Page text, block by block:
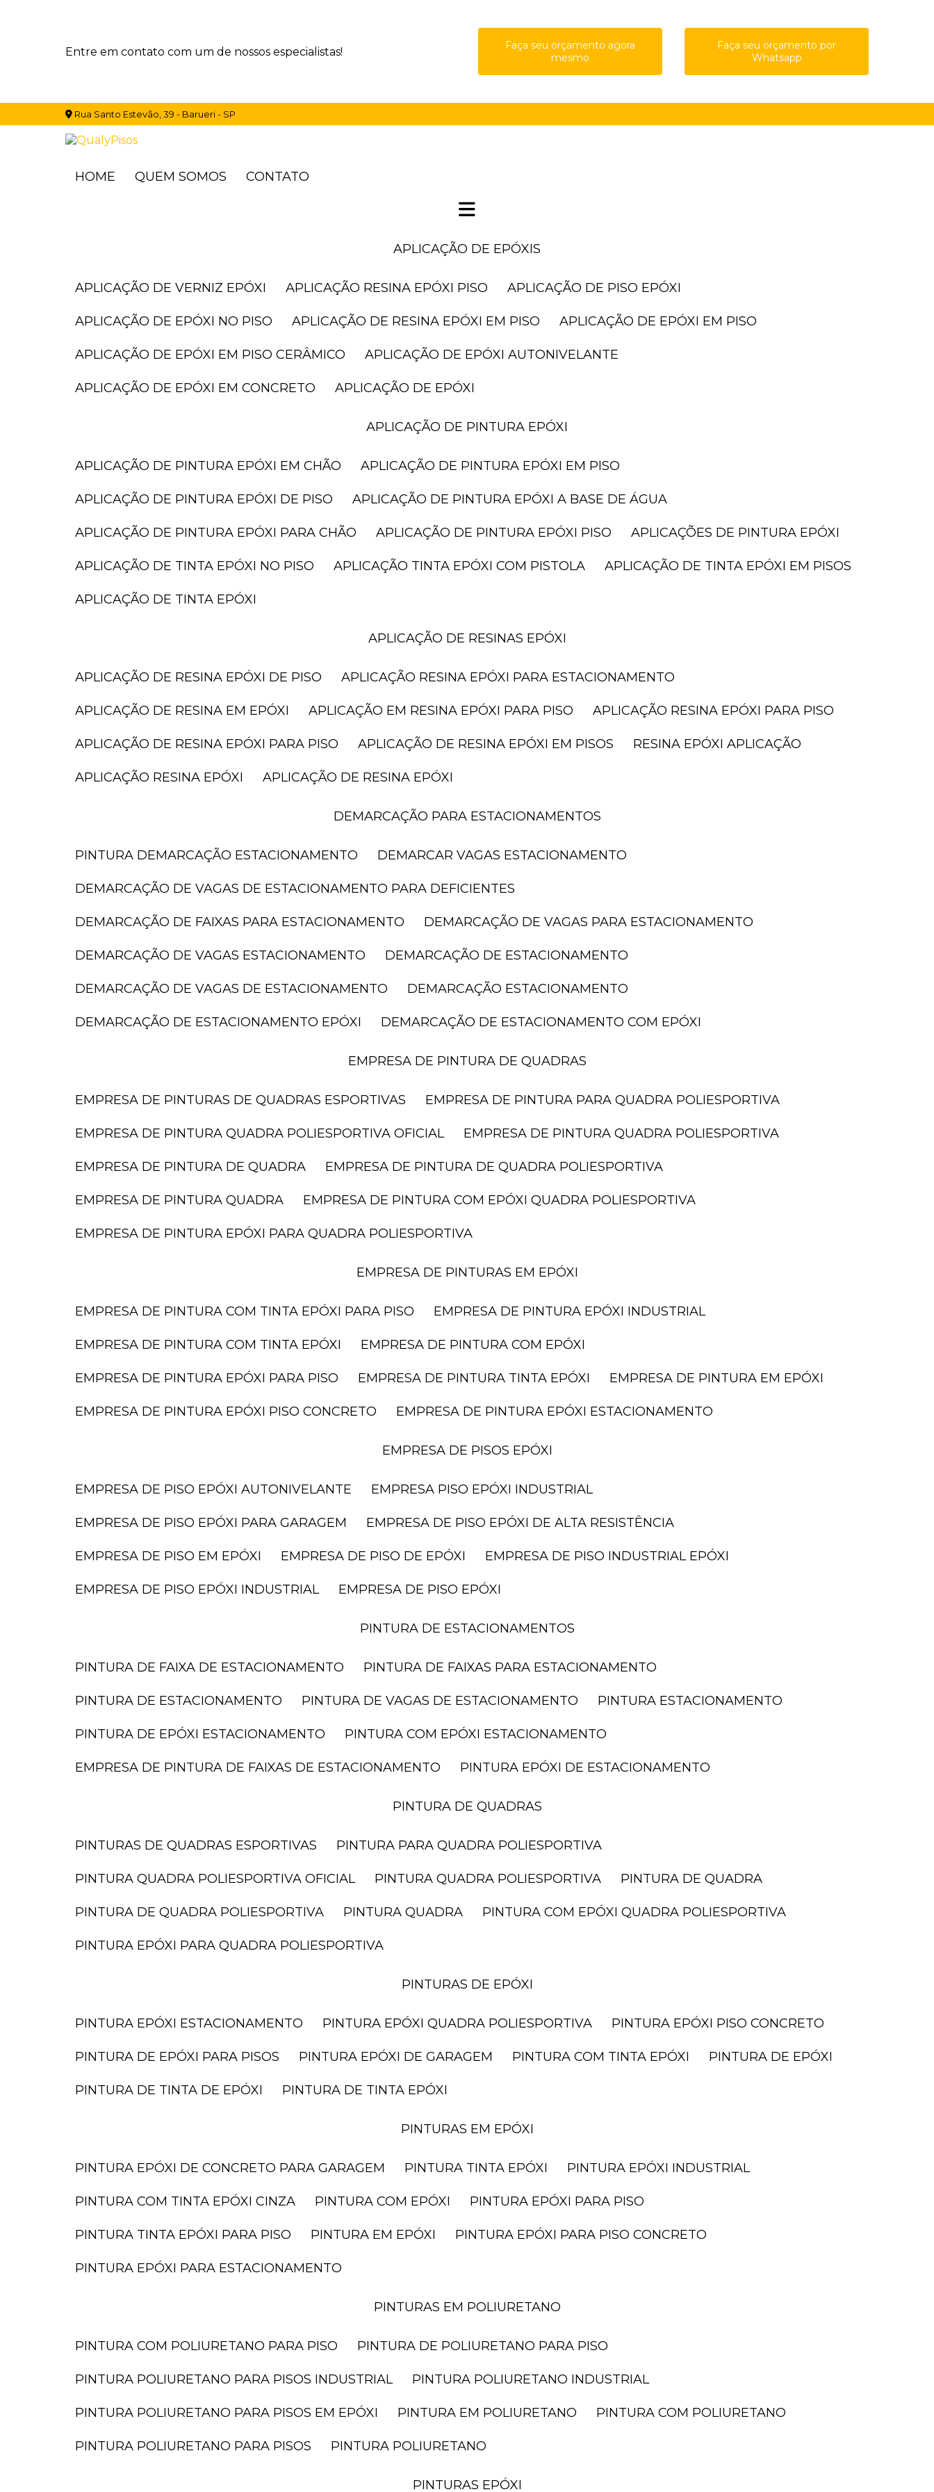
Entre em contato com um de nossos especialistas!
Faça seu orçamento agora
mesmo
Faça seu orçamento por
Whatsapp
Rua Santo Estevão, 39 - Barueri - SP
HOME QUEM SOMOS CONTATO
APLICAÇÃO DE EPÓXIS
APLICAÇÃO DE VERNIZ EPÓXI APLICAÇÃO RESINA EPÓXI PISO APLICAÇÃO DE PISO EPÓXI
APLICAÇÃO DE EPÓXI NO PISO APLICAÇÃO DE RESINA EPÓXI EM PISO APLICAÇÃO DE EPÓXI EM PISO
APLICAÇÃO DE EPÓXI EM PISO CERÂMICO APLICAÇÃO DE EPÓXI AUTONIVELANTE
APLICAÇÃO DE EPÓXI EM CONCRETO APLICAÇÃO DE EPÓXI
APLICAÇÃO DE PINTURA EPÓXI
APLICAÇÃO DE PINTURA EPÓXI EM CHÃO APLICAÇÃO DE PINTURA EPÓXI EM PISO
APLICAÇÃO DE PINTURA EPÓXI DE PISO APLICAÇÃO DE PINTURA EPÓXI A BASE DE ÁGUA
APLICAÇÃO DE PINTURA EPÓXI PARA CHÃO APLICAÇÃO DE PINTURA EPÓXI PISO APLICAÇÕES DE PINTURA EPÓXI
APLICAÇÃO DE TINTA EPÓXI NO PISO APLICAÇÃO TINTA EPÓXI COM PISTOLA APLICAÇÃO DE TINTA EPÓXI EM PISOS
APLICAÇÃO DE TINTA EPÓXI
APLICAÇÃO DE RESINAS EPÓXI
APLICAÇÃO DE RESINA EPÓXI DE PISO APLICAÇÃO RESINA EPÓXI PARA ESTACIONAMENTO
APLICAÇÃO DE RESINA EM EPÓXI APLICAÇÃO EM RESINA EPÓXI PARA PISO APLICAÇÃO RESINA EPÓXI PARA PISO
APLICAÇÃO DE RESINA EPÓXI PARA PISO APLICAÇÃO DE RESINA EPÓXI EM PISOS RESINA EPÓXI APLICAÇÃO
APLICAÇÃO RESINA EPÓXI APLICAÇÃO DE RESINA EPÓXI
DEMARCAÇÃO PARA ESTACIONAMENTOS
PINTURA DEMARCAÇÃO ESTACIONAMENTO DEMARCAR VAGAS ESTACIONAMENTO
DEMARCAÇÃO DE VAGAS DE ESTACIONAMENTO PARA DEFICIENTES
DEMARCAÇÃO DE FAIXAS PARA ESTACIONAMENTO DEMARCAÇÃO DE VAGAS PARA ESTACIONAMENTO
DEMARCAÇÃO DE VAGAS ESTACIONAMENTO DEMARCAÇÃO DE ESTACIONAMENTO
DEMARCAÇÃO DE VAGAS DE ESTACIONAMENTO DEMARCAÇÃO ESTACIONAMENTO
DEMARCAÇÃO DE ESTACIONAMENTO EPÓXI DEMARCAÇÃO DE ESTACIONAMENTO COM EPÓXI
EMPRESA DE PINTURA DE QUADRAS
EMPRESA DE PINTURAS DE QUADRAS ESPORTIVAS EMPRESA DE PINTURA PARA QUADRA POLIESPORTIVA
EMPRESA DE PINTURA QUADRA POLIESPORTIVA OFICIAL EMPRESA DE PINTURA QUADRA POLIESPORTIVA
EMPRESA DE PINTURA DE QUADRA EMPRESA DE PINTURA DE QUADRA POLIESPORTIVA
EMPRESA DE PINTURA QUADRA EMPRESA DE PINTURA COM EPÓXI QUADRA POLIESPORTIVA
EMPRESA DE PINTURA EPÓXI PARA QUADRA POLIESPORTIVA
EMPRESA DE PINTURAS EM EPÓXI
EMPRESA DE PINTURA COM TINTA EPÓXI PARA PISO EMPRESA DE PINTURA EPÓXI INDUSTRIAL
EMPRESA DE PINTURA COM TINTA EPÓXI EMPRESA DE PINTURA COM EPÓXI
EMPRESA DE PINTURA EPÓXI PARA PISO EMPRESA DE PINTURA TINTA EPÓXI EMPRESA DE PINTURA EM EPÓXI
EMPRESA DE PINTURA EPÓXI PISO CONCRETO EMPRESA DE PINTURA EPÓXI ESTACIONAMENTO
EMPRESA DE PISOS EPÓXI
EMPRESA DE PISO EPÓXI AUTONIVELANTE EMPRESA PISO EPÓXI INDUSTRIAL
EMPRESA DE PISO EPÓXI PARA GARAGEM EMPRESA DE PISO EPÓXI DE ALTA RESISTÊNCIA
EMPRESA DE PISO EM EPÓXI EMPRESA DE PISO DE EPÓXI EMPRESA DE PISO INDUSTRIAL EPÓXI
EMPRESA DE PISO EPÓXI INDUSTRIAL EMPRESA DE PISO EPÓXI
PINTURA DE ESTACIONAMENTOS
PINTURA DE FAIXA DE ESTACIONAMENTO PINTURA DE FAIXAS PARA ESTACIONAMENTO
PINTURA DE ESTACIONAMENTO PINTURA DE VAGAS DE ESTACIONAMENTO PINTURA ESTACIONAMENTO
PINTURA DE EPÓXI ESTACIONAMENTO PINTURA COM EPÓXI ESTACIONAMENTO
EMPRESA DE PINTURA DE FAIXAS DE ESTACIONAMENTO PINTURA EPÓXI DE ESTACIONAMENTO
PINTURA DE QUADRAS
PINTURAS DE QUADRAS ESPORTIVAS PINTURA PARA QUADRA POLIESPORTIVA
PINTURA QUADRA POLIESPORTIVA OFICIAL PINTURA QUADRA POLIESPORTIVA PINTURA DE QUADRA
PINTURA DE QUADRA POLIESPORTIVA PINTURA QUADRA PINTURA COM EPÓXI QUADRA POLIESPORTIVA
PINTURA EPÓXI PARA QUADRA POLIESPORTIVA
PINTURAS DE EPÓXI
PINTURA EPÓXI ESTACIONAMENTO PINTURA EPÓXI QUADRA POLIESPORTIVA PINTURA EPÓXI PISO CONCRETO
PINTURA DE EPÓXI PARA PISOS PINTURA EPÓXI DE GARAGEM PINTURA COM TINTA EPÓXI PINTURA DE EPÓXI
PINTURA DE TINTA DE EPÓXI PINTURA DE TINTA EPÓXI
PINTURAS EM EPÓXI
PINTURA EPÓXI DE CONCRETO PARA GARAGEM PINTURA TINTA EPÓXI PINTURA EPÓXI INDUSTRIAL
PINTURA COM TINTA EPÓXI CINZA PINTURA COM EPÓXI PINTURA EPÓXI PARA PISO
PINTURA TINTA EPÓXI PARA PISO PINTURA EM EPÓXI PINTURA EPÓXI PARA PISO CONCRETO
PINTURA EPÓXI PARA ESTACIONAMENTO
PINTURAS EM POLIURETANO
PINTURA COM POLIURETANO PARA PISO PINTURA DE POLIURETANO PARA PISO
PINTURA POLIURETANO PARA PISOS INDUSTRIAL PINTURA POLIURETANO INDUSTRIAL
PINTURA POLIURETANO PARA PISOS EM EPÓXI PINTURA EM POLIURETANO PINTURA COM POLIURETANO
PINTURA POLIURETANO PARA PISOS PINTURA POLIURETANO
PINTURAS EPÓXI